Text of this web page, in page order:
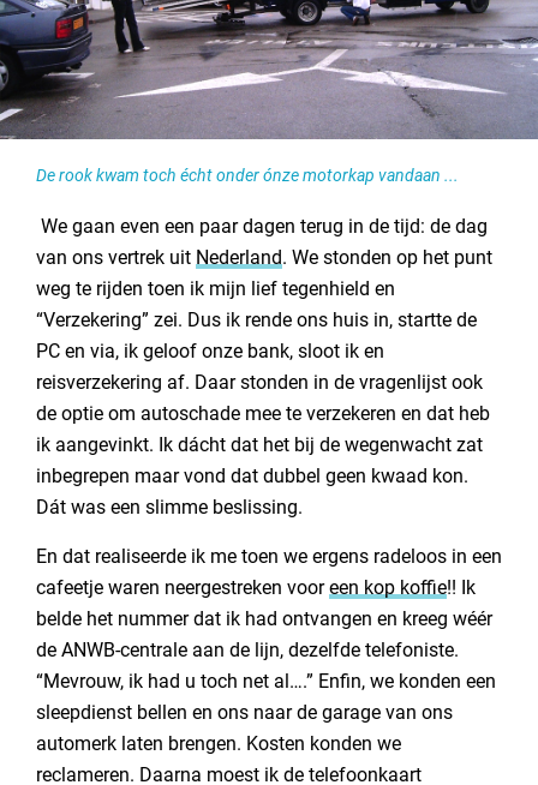
De rook kwam toch écht onder ónze motorkap vandaan ...
We gaan even een paar dagen terug in de tijd: de dag
van ons vertrek uit Nederland. We stonden op het punt
weg te rijden toen ik mijn lief tegenhield en
“Verzekering” zei. Dus ik rende ons huis in, startte de
PC en via, ik geloof onze bank, sloot ik en
reisverzekering af. Daar stonden in de vragenlijst ook
de optie om autoschade mee te verzekeren en dat heb
ik aangevinkt. Ik dácht dat het bij de wegenwacht zat
inbegrepen maar vond dat dubbel geen kwaad kon.
Dát was een slimme beslissing.
En dat realiseerde ik me toen we ergens radeloos in een
cafeetje waren neergestreken vooreen kop koffie!! Ik
belde het nummer dat ik had ontvangen en kreeg wéér
de ANWB-centrale aan de lijn, dezelfde telefoniste.
“Mevrouw, ik had u toch net al….” Enfin, we konden een
sleepdienst bellen en ons naar de garage van ons
automerk laten brengen. Kosten konden we
reclameren. Daarna moest ik de telefoonkaart